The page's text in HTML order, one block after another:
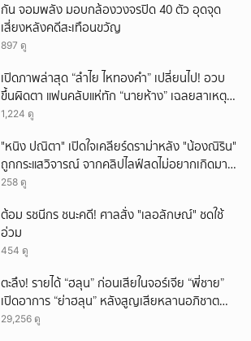
กัน จอมพลัง มอบกล้องวงจรปิด 40 ตัว อุดจุด
เสี่ยงหลังคดีสะเทือนขวัญ
897 ดู
เปิดภาพล่าสุด “ลำไย ไหทองคำ” เปลี่ยนไป! อวบ
ขึ้นผิดตา แฟนคลับแห่ทัก “นายห้าง” เฉลยสาเหตุ
ชัด!
1,224 ดู
"หนิง ปณิตา" เปิดใจเคลียร์ดราม่าหลัง "น้องณิริน"
ถูกกระแสวิจารณ์ จากคลิปไลฟ์สดไม่อยากเกิดมา
หน้าเหมือนพ่อ
258 ดู
ต้อม รชนีกร ชนะคดี! ศาลสั่ง "เลอลักษณ์" ชดใช้
อ่วม
454 ดู
ตะลึง! รายได้ “ฮลุน” ก่อนเสียในจอร์เจีย “พี่ชาย”
เปิดอาการ “ย่าฮลุน” หลังสูญเสียหลานอภิชาต
บุตร!
29,256 ดู